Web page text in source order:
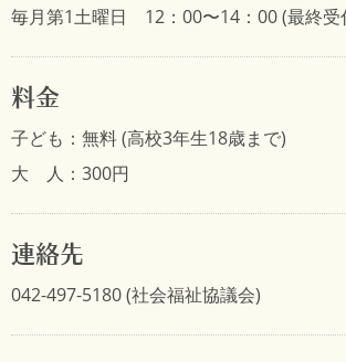
毎月第1土曜日 12：00〜14：00 (最終受
料金
子ども：無料 (高校3年生18歳まで)
大 人：300円
連絡先
042-497-5180 (社会福祉協議会)